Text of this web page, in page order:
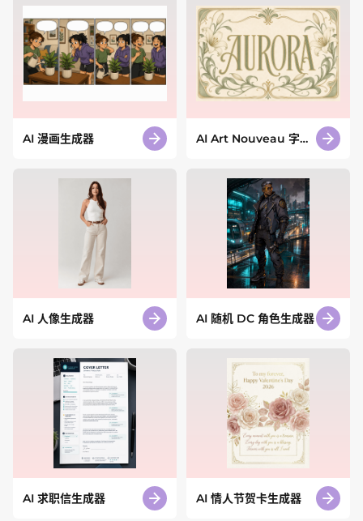
AI 漫画生成器
AI Art Nouveau 字体
AI 人像生成器 AI 随机 DC 角色生成器
AI 求职信生成器 AI 情人节贺卡生成器